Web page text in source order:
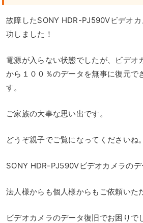
故障したSONY HDR-PJ590Vビデオ
功しました！
電源が入らない状態でしたが、ビデオ
から１００％のデータを無事に復元で
す。
ご家族の大事な思い出です。
どうぞ親子でご覧になってくださいね。
SONY HDR-PJ590Vビデオカメラのデ
法人様からも個人様からもご依頼いた
ビデオカメラのデータ復旧でお困りで